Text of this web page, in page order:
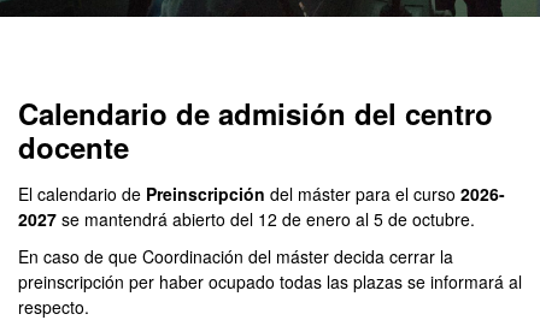
Calendario de admisión del centro
docente
El calendario de Preinscripción del máster para el curso 2026-
2027 se mantendrá abierto del 12 de enero al 5 de octubre.
En caso de que Coordinación del máster decida cerrar la
preinscripción per haber ocupado todas las plazas se informará al
respecto.